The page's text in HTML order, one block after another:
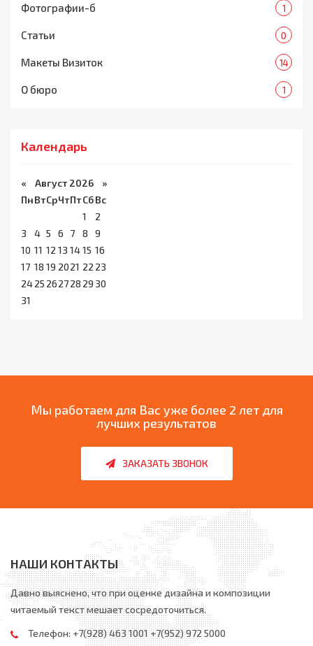
Фотографии-б 1
Статьи 0
Макеты Визиток 14
О бюро 1
Календарь
« Август 2026 »
ПнВтСрЧтПтСбВс
1
2
3
4 5 6 7 8
9
10 11 12 13 1415 16
17 18 19 2021 22 23
2425 262728 29 30
31
Мы работаем для Вас уже более 2 лет для
лучших результатов
ЗАКАЗАТЬ ЗВОНОК
НАШИ КОНТАКТЫ
Давно выяснено, что при оценке дизайна и композиции
читаемый текст мешает сосредоточиться.
Телефон: +7(928) 463 1001 +7(952) 972 5000